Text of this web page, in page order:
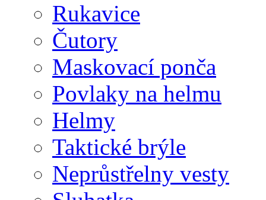
Rukavice
Čutory
Maskovací ponča
Povlaky na helmu
Helmy
Taktické brýle
Neprůstřelny vesty